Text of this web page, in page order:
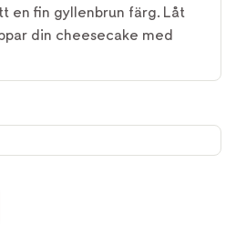
en fin gyllenbrun färg. Låt
din cheesecake med